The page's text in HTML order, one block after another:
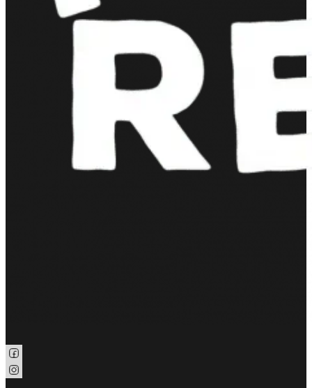
Seguici su Facebook
Seguici su Instagram